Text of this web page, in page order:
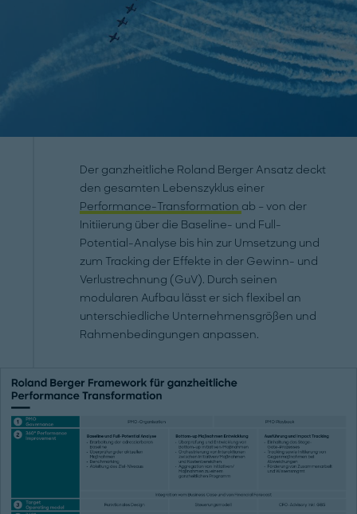
Der ganzheitliche Roland Berger Ansatz deckt
den gesamten Lebenszyklus einer
Performance-Transformation ab – von der
Initiierung über die Baseline- und Full-
Potential-Analyse bis hin zur Umsetzung und
zum Tracking der Effekte in der Gewinn- und
Verlustrechnung (GuV). Durch seinen
modularen Aufbau lässt er sich flexibel an
unterschiedliche Unternehmensgrößen und
Rahmenbedingungen anpassen.